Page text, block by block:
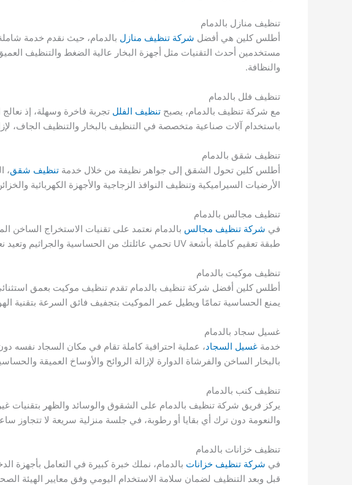
تنظيف منازل بالدمام
أطلس كلين هي أفضل شركة تنظيف منازل بالدمام، حيث نقدم خدمة
والنظافة.
تنظيف فلل بالدمام
مع شركة تنظيف بالدمام، يصبح تنظيف الفلل تجربة فاخرة وسهلة، إذ
باستخدام آلات صناعية متخصصة في التنظيف بالبخار والتنظيف الجاف،
تنظيف شقق بالدمام
أطلس كلين تحول الشقق إلى جواهر نظيفة من خلال خدمة تنظيف شقق،
الأرضيات السيراميكية وتنظيف النوافذ الزجاجية والأجهزة الكهربائية
تنظيف مجالس بالدمام
في شركة تنظيف مجالس بالدمام نعتمد على تقنيات الاستخراج الساخن
طبقة تعقيم كاملة بأشعة UV تحمي عائلتك من الحساسية والجراثيم وتعيد نعومة ولمعان المجالس كما لو كانت جديدة تمامًا في جلسة واحدة قصيرة.
تنظيف موكيت بالدمام
أطلس كلين أفضل شركة تنظيف بالدمام تقدم تنظيف موكيت بعمق استثنائي،
يمنع الحساسية تمامًا ويطيل عمر الموكيت بتجفيف فائق السرعة بتقنية
غسيل سجاد بالدمام
خدمة غسيل السجاد، عملية احترافية كاملة تقام في مكان السجاد نفسه
بالبخار الساخن والفرشاة الدوارة لإزالة الروائح والأوساخ العميقة والحساسية والجراثيم بنسبة 100% دون أي تلف
تنظيف كنب بالدمام
يركز فريق شركة تنظيف بالدمام على الشقوق والوسائد والظهر بتقنيات
والنعومة دون ترك أي بقايا أو رطوبة، في جلسة منزلية سريعة لا تتجاوز
تنظيف خزانات بالدمام
في شركة تنظيف خزانات بالدمام، نملك خبرة كبيرة في التعامل بأجهزة
قبل وبعد التنظيف لضمان سلامة الاستخدام اليومي وفق معايير الهيئة